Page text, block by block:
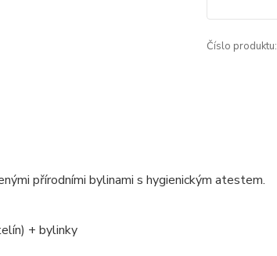
Číslo produktu:
přírodními bylinami s hygienickým atestem.
+ bylinky